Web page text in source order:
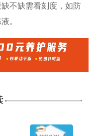
不缺需看刻度，如防
。